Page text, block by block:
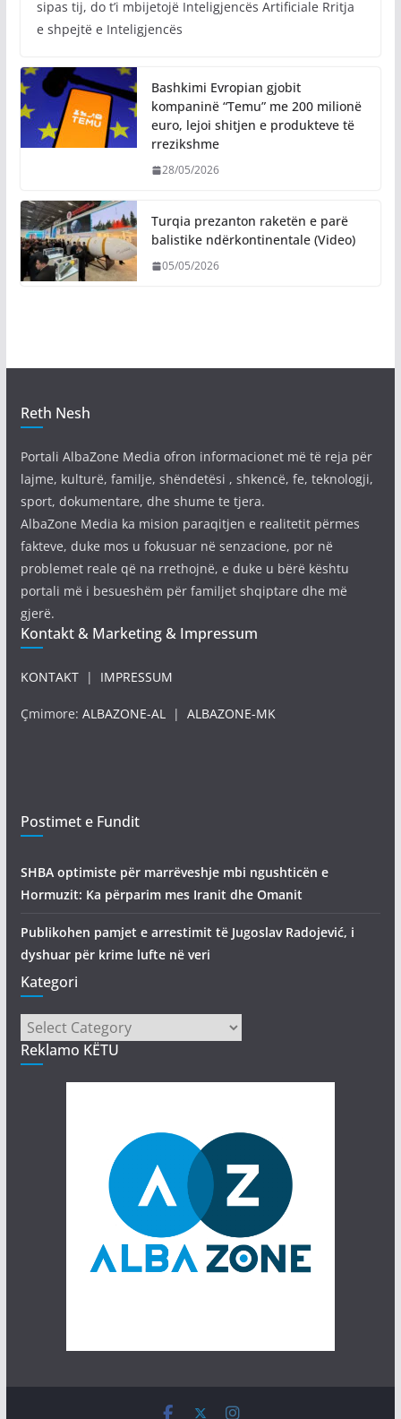
sipas tij, do t’i mbijetojë Inteligjencës Artificiale Rritja
e shpejtë e Inteligjencës
Bashkimi Evropian gjobit
kompaninë “Temu” me 200 milionë
euro, lejoi shitjen e produkteve të
rrezikshme
28/05/2026
Turqia prezanton raketën e parë
balistike ndërkontinentale (Video)
05/05/2026
Reth Nesh
Portali AlbaZone Media ofron informacionet më të reja për
lajme, kulturë, familje, shëndetësi , shkencë, fe, teknologji,
sport, dokumentare, dhe shume te tjera.
AlbaZone Media ka mision paraqitjen e realitetit përmes
fakteve, duke mos u fokusuar në senzacione, por në
problemet reale që na rrethojnë, e duke u bërë kështu
portali më i besueshëm për familjet shqiptare dhe më
gjerë.
Kontakt & Marketing & Impressum
KONTAKT| IMPRESSUM
Çmimore: ALBAZONE-AL| ALBAZONE-MK
Postimet e Fundit
SHBA optimiste për marrëveshje mbi ngushticën e
Hormuzit: Ka përparim mes Iranit dhe Omanit
Publikohen pamjet e arrestimit të Jugoslav Radojević, i
dyshuar për krime lufte në veri
Kategori
Kategori
Reklamo KËTU